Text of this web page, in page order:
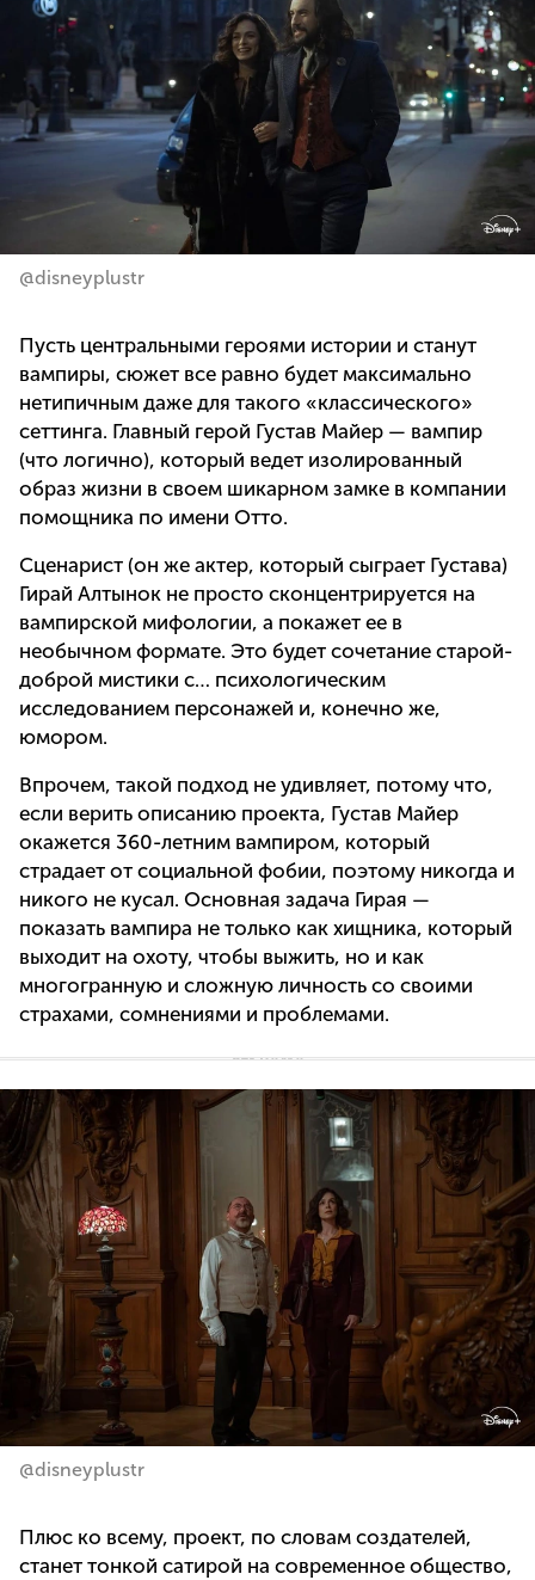
@disneyplustr
Пусть центральными героями истории и станут
вампиры, сюжет все равно будет максимально
нетипичным даже для такого «классического»
сеттинга. Главный герой Густав Майер — вампир
(что логично), который ведет изолированный
образ жизни в своем шикарном замке в компании
помощника по имени Отто.
Сценарист (он же актер, который сыграет Густава)
Гирай Алтынок не просто сконцентрируется на
вампирской мифологии, а покажет ее в
необычном формате. Это будет сочетание старой-
доброй мистики с… психологическим
исследованием персонажей и, конечно же,
юмором.
Впрочем, такой подход не удивляет, потому что,
если верить описанию проекта, Густав Майер
окажется 360-летним вампиром, который
страдает от социальной фобии, поэтому никогда и
никого не кусал. Основная задача Гирая —
показать вампира не только как хищника, который
выходит на охоту, чтобы выжить, но и как
многогранную и сложную личность со своими
страхами, сомнениями и проблемами.
@disneyplustr
Плюс ко всему, проект, по словам создателей,
станет тонкой сатирой на современное общество,